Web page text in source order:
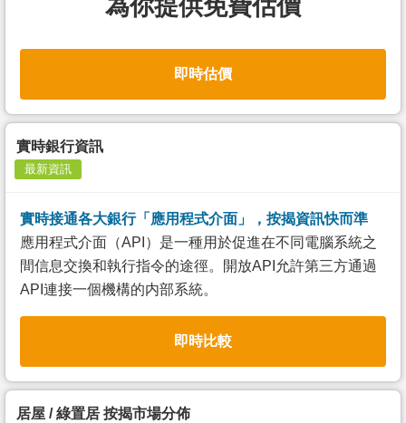
為你提供免費估價
即時估價
實時銀行資訊
最新資訊
實時接通各大銀行「應用程式介面」，按揭資訊快而準
應用程式介面（API）是一種用於促進在不同電腦系統之
間信息交換和執行指令的途徑。開放API允許第三方通過
API連接一個機構的内部系統。
即時比較
居屋 / 綠置居 按揭市場分佈